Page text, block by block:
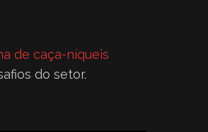
de caça-níqueis
do setor.